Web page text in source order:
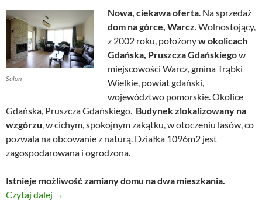
Salon
Nowa, ciekawa oferta. Na sprzedaż
dom na górce, Warcz. Wolnostojący,
z 2002 roku, położonyw okolicach
Gdańska, Pruszcza Gdańskiegow
miejscowości Warcz, gmina Trąbki
Wielkie, powiat gdański,
województwo pomorskie. Okolice
Gdańska, Pruszcza Gdańskiego. Budynek zlokalizowany na
wzgórzu, w cichym, spokojnym zakątku, w otoczeniu lasów, co
pozwala na obcowanie z naturą. Działka 1096m2 jest
zagospodarowana i ogrodzona.
Istnieje możliwość zamiany domu na dwa mieszkania.
Czytaj dalej Dom na górce, Warcz
→